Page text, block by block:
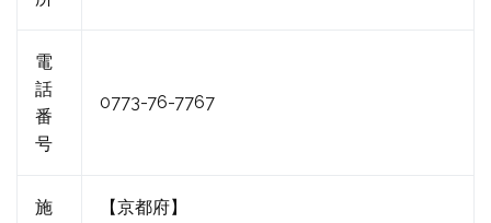
電
話
番
号
0773-76-7767
施
【京都府】